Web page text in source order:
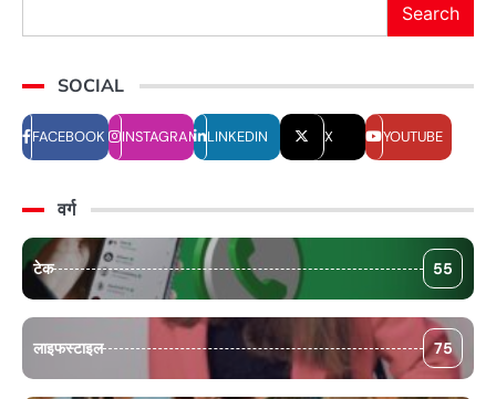
Search
SOCIAL
FACEBOOK INSTAGRAM LINKEDIN X YOUTUBE
वर्ग
टेक 55
लाइफस्टाइल 75